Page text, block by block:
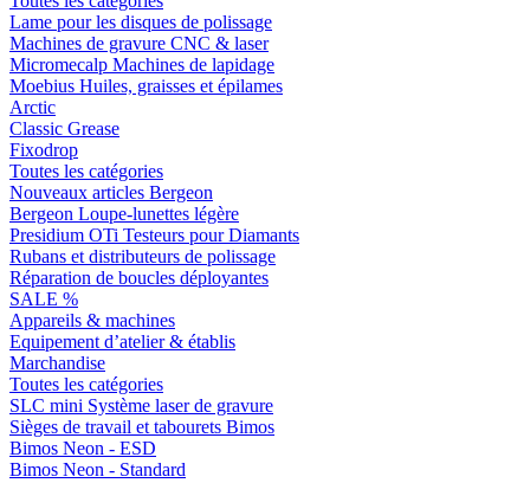
Lame pour les disques de polissage
Machines de gravure CNC & laser
Micromecalp Machines de lapidage
Moebius Huiles, graisses et épilames
Arctic
Classic Grease
Fixodrop
Toutes les catégories
Nouveaux articles Bergeon
Bergeon Loupe-lunettes légère
Presidium OTi Testeurs pour Diamants
Rubans et distributeurs de polissage
Réparation de boucles déployantes
SALE %
Appareils & machines
Equipement d’atelier & établis
Marchandise
Toutes les catégories
SLC mini Système laser de gravure
Sièges de travail et tabourets Bimos
Bimos Neon - ESD
Bimos Neon - Standard